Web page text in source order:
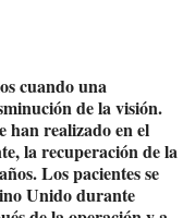
cuando una
de la visión.
han realizado en el
la recuperación de la
Los pacientes se
Unido durante